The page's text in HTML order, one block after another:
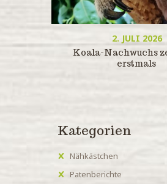
2. JULI 2026
Koala-Nachwuchs
erstmals
Kategorien
Nähkästchen
Patenberichte